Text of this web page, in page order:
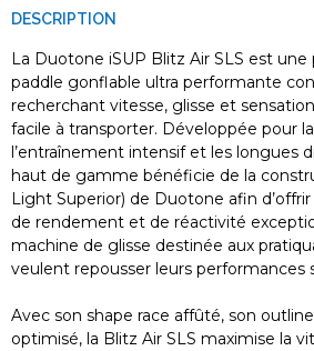
DESCRIPTION
La Duotone iSUP Blitz Air SLS est
paddle gonflable ultra performante
recherchant vitesse, glisse et
facile à transporter. Développée pour
l’entraînement intensif et les longues
haut de gamme bénéficie de la
Light Superior) de Duotone afin
de rendement et de réactivité
machine de glisse destinée aux
veulent repousser leurs performances
Avec son shape race affûté, son
optimisé, la Blitz Air SLS maximise la